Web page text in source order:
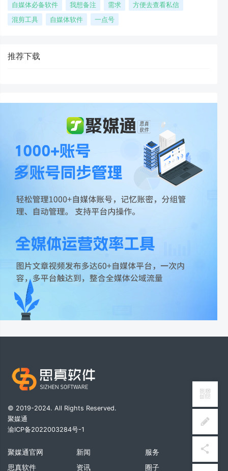
自媒体必备软件
我想备注 需求
方便去查看私信
混剪工具
自媒体软件 一点号
推荐下载
© 2019-2024. All Rights Reserved.
聚媒通
渝ICP备2022003284号-1
聚媒通官网
思真软件
新闻
资讯
服务
圈子